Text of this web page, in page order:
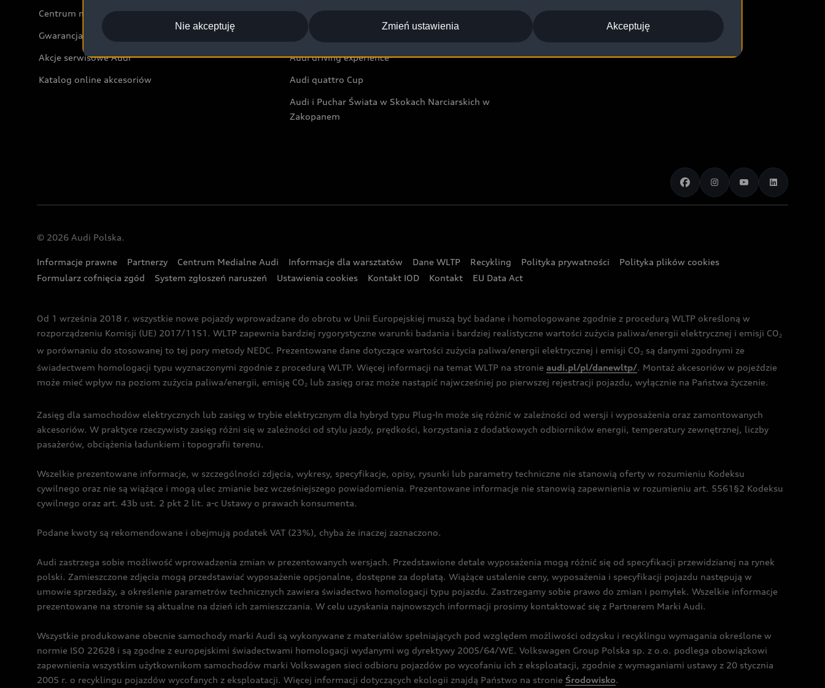
Centrum napraw powypadkowych
Gwarancja
Akcje serwisowe Audi
Katalog online akcesoriów
Audi Sport Festiwal
Audi i Muzeum Sztuki Nowoczesnej w Warszawie
Audi driving experience
Audi quattro Cup
Audi i Puchar Świata w Skokach Narciarskich w
Zakopanem
© 2026 Audi Polska.
Informacje prawne Partnerzy Centrum Medialne Audi Informacje dla warsztatów Dane WLTP Recykling Polityka prywatności
Polityka plików cookies
Formularz cofnięcia zgód
System zgłoszeń naruszeń Ustawienia cookies Kontakt IOD Kontakt EU Data Act
Od 1 września 2018 r. wszystkie nowe pojazdy wprowadzane do obrotu w Unii Europejskiej muszą być badane i homologowane zgodnie z procedurą WLTP określoną w
rozporządzeniu Komisji (UE) 2017/1151. WLTP zapewnia bardziej rygorystyczne warunki badania i bardziej realistyczne wartości zużycia paliwa/energii elektrycznej i emisji CO2
w porównaniu do stosowanej to tej pory metody NEDC. Prezentowane dane dotyczące wartości zużycia paliwa/energii elektrycznej i emisji CO2 są danymi zgodnymi ze
świadectwem homologacji typu wyznaczonymi zgodnie z procedurą WLTP. Więcej informacji na temat WLTP na stronie audi.pl/pl/danewltp/. Montaż akcesoriów w pojeździe
może mieć wpływ na poziom zużycia paliwa/energii, emisję CO2 lub zasięg oraz może nastąpić najwcześniej po pierwszej rejestracji pojazdu, wyłącznie na Państwa życzenie.
Zasięg dla samochodów elektrycznych lub zasięg w trybie elektrycznym dla hybryd typu Plug-In może się różnić w zależności od wersji i wyposażenia oraz zamontowanych
akcesoriów. W praktyce rzeczywisty zasięg różni się w zależności od stylu jazdy, prędkości, korzystania z dodatkowych odbiorników energii, temperatury zewnętrznej, liczby
pasażerów, obciążenia ładunkiem i topografii terenu.
Wszelkie prezentowane informacje, w szczególności zdjęcia, wykresy, specyfikacje, opisy, rysunki lub parametry techniczne nie stanowią oferty w rozumieniu Kodeksu
cywilnego oraz nie są wiążące i mogą ulec zmianie bez wcześniejszego powiadomienia. Prezentowane informacje nie stanowią zapewnienia w rozumieniu art. 5561§2 Kodeksu
cywilnego oraz art. 43b ust. 2 pkt 2 lit. a-c Ustawy o prawach konsumenta.
Podane kwoty są rekomendowane i obejmują podatek VAT (23%), chyba że inaczej zaznaczono.
Audi zastrzega sobie możliwość wprowadzenia zmian w prezentowanych wersjach. Przedstawione detale wyposażenia mogą różnić się od specyfikacji przewidzianej na rynek
polski. Zamieszczone zdjęcia mogą przedstawiać wyposażenie opcjonalne, dostępne za dopłatą. Wiążące ustalenie ceny, wyposażenia i specyfikacji pojazdu następują w
umowie sprzedaży, a określenie parametrów technicznych zawiera świadectwo homologacji typu pojazdu. Zastrzegamy sobie prawo do zmian i pomyłek. Wszelkie informacje
prezentowane na stronie są aktualne na dzień ich zamieszczania. W celu uzyskania najnowszych informacji prosimy kontaktować się z Partnerem Marki Audi.
Wszystkie produkowane obecnie samochody marki Audi są wykonywane z materiałów spełniających pod względem możliwości odzysku i recyklingu wymagania określone w
normie ISO 22628 i są zgodne z europejskimi świadectwami homologacji wydanymi wg dyrektywy 2005/64/WE. Volkswagen Group Polska sp. z o.o. podlega obowiązkowi
zapewnienia wszystkim użytkownikom samochodów marki Volkswagen sieci odbioru pojazdów po wycofaniu ich z eksploatacji, zgodnie z wymaganiami ustawy z 20 stycznia
2005 r. o recyklingu pojazdów wycofanych z eksploatacji. Więcej informacji dotyczących ekologii znajdą Państwo na stronie Środowisko.
Akceptuję
Nie akceptuję Zmień ustawienia